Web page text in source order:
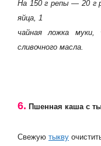
На 150 г репы — 20 г
яйца, 1
чайная ложка
сливочного масла.
6. Пшенная каша с
Свежую тыкву